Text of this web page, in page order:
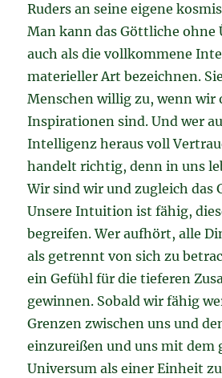
Ruders an seine eigene
Man kann das Göttliche ohne
auch als die vollkommene
materieller Art bezeichnen.
Menschen willig zu, wenn wir
Inspirationen sind. Und wer
Intelligenz heraus voll
handelt richtig, denn in uns
Wir sind wir und zugleich das
Unsere Intuition ist fähig,
begreifen. Wer aufhört, alle
als getrennt von sich zu
ein Gefühl für die tieferen
gewinnen. Sobald wir fähig
Grenzen zwischen uns und
einzureißen und uns mit dem
Universum als einer Einheit